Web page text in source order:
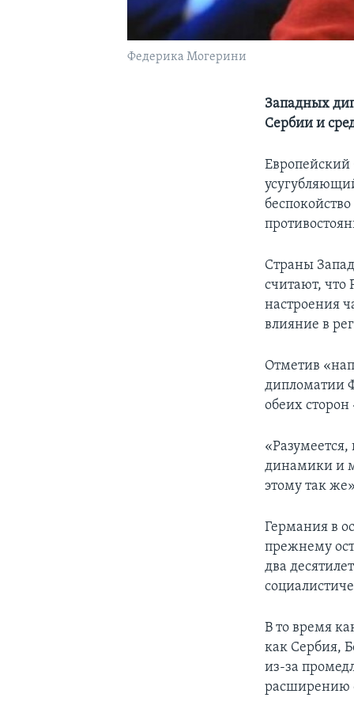
Федерика Могерини
Западных
Сербии и
Европейский
Страны
считают, что
настроения
влияние в
Отметив
дипломатии
обеих
динамики и
этому так
Германия в
прежнему
два
В то время
как Сербия,
из-за
расширению